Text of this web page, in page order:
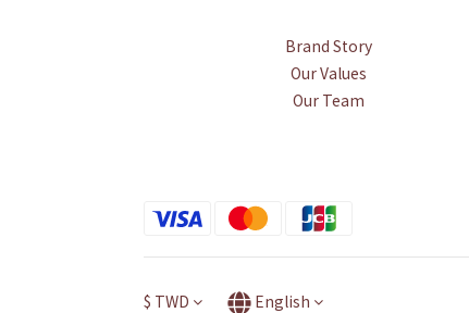
Brand Story
Our Values
Our Team
$ TWD English